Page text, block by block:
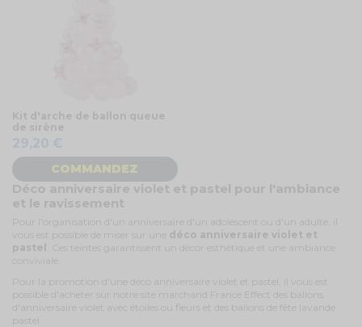
Kit d'arche de ballon queue
de sirène
29,20 €
COMMANDEZ
Déco anniversaire violet et pastel pour l'ambiance
et le ravissement
Pour l'organisation d'un anniversaire d'un adolescent ou d'un adulte, il
vous est possible de miser sur une déco anniversaire violet et
pastel
. Ces teintes garantissent un décor esthétique et une ambiance
conviviale.
Pour la promotion d'une déco anniversaire violet et pastel, il vous est
possible d'acheter sur notre site marchand France Effect des ballons
d'anniversaire violet avec étoiles ou fleurs et des ballons de fête lavande
pastel.